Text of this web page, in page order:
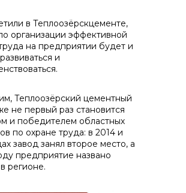
в Теплоозёрскцементе,
организации эффективной
на предприятии будет и
и
Теплоозёрский цементный
не первый раз становится
и победителем областных
по охране труда: в 2014 и
завод занял второе место, а
предприятие названо
регионе.